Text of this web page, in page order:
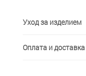
Уход за изделием
Оплата и доставка